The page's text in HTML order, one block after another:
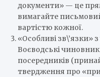
документи» — це
вимагайте письмовий
вартістю кожної.
«Особливі зв\’язки»
Воєводські
посередників
твердження про